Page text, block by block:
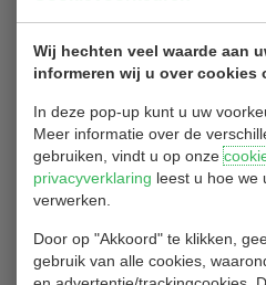
Wij hechten veel waarde aan
informeren wij u over cookies
In deze pop-up kunt u uw
Meer informatie over de
gebruiken, vindt u op onze
privacyverklaring leest u hoe we
verwerken.
Door op "Akkoord" te klikken,
gebruik van alle cookies,
alle jaartijden. Het is mooi dat bij de
natuur van die
mooie (af)spiegeling
van de nattigheid in maart.
Gefeliciteerd Wim !
Drie Callaway Supersoft ballen
aan de winnaar.
Wil je ook kans maken om de prijs
camera of telefoon mee